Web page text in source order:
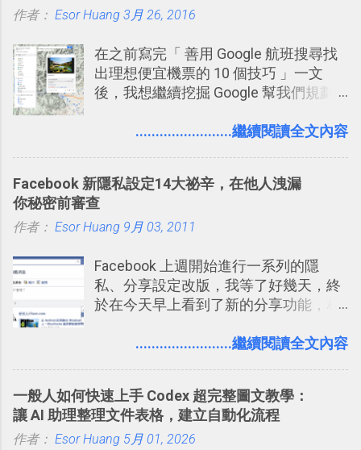
2016 年新增 ： 如何將 Trello 切換到繁
2016/7/7 新增 ： 如何活用 Trello 記
帳？我的理財計畫心得與看板範本
2016/7/13 新增： 如何將網頁資料快速
2016/8 新增： Trello 開放「強化功能」
技！最想要的強大 Trello 客製化範例教
學 2016/11 新增： [時間技客-7] 重要緊
急時間管理四象限在 Trello 活用與範本
用 Trello？ 8個專案排程協作重點技巧
2017/6 新增： 如何用 Trello 規劃自助
旅行？我的 Trello 行程計畫使用技巧教
卡片不再落落長？專案管理的5個關鍵
子彈筆記？我的 Trello GTD 方法範例看
板分享
（或是沒有好的印表機），又不想跑照
提供了印照片的服務 ，而且價格不貴，
可以立即拿到，操作流程也十分簡單。
之前我在電腦玩物分享過：「 不需買印
方便教學 」。這篇文章則從印照片出
作者： Esor Huang 3月 26, 2016
在之前寫完「 善用 Google 航班搜尋找
出理想便宜機票的 10 個技巧 」一文
後，我想繼續挖掘 Google 幫我們規劃
入的來聊聊 Google 的「我的地圖」服
線，對商務需求來說可以打造出一張一
張資料地圖（例如我之前在製作一本新
書時建立的「 台灣推薦空拍地點地圖
規劃自助旅行路線！ Google 「我的地
圖」在規劃自助旅行路線時可以解決許
多問題： 國外地點名稱地址常常難懂，
稱。 在規劃路線之外，自訂地圖還能補
時帶來好心情，二方面事後就是最好的
旅遊回憶之一。 自訂地圖還能跟朋友共
享合作，讓彼此都能在手機上查看這次
........................繼續閱讀全文內容
Facebook 新隱私設定14大祕辛，在他人洩漏
你秘密前審查
作者： Esor Huang 9月 03, 2011
Facebook 上週開始進行一系列的隱
私、分享設定改版，我等了好幾天，終
於在今天早上看到了新的分享功能，相
用新版的分享功能與隱私設定。 嚴格來
置。不過有一項很實用的設定是新增
的， 那就是可以 事先審查 朋友「標籤
你」的內容，決定要不要讓其他朋友看
........................繼續閱讀全文內容
一般人如何快速上手 Codex 超完整圖文教學：
讓 AI 助理整理文件表格，建立自動化流程
作者： Esor Huang 5月 01, 2026